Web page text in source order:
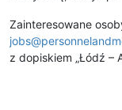
Zainteresowane
z dopiskiem „Łódź –